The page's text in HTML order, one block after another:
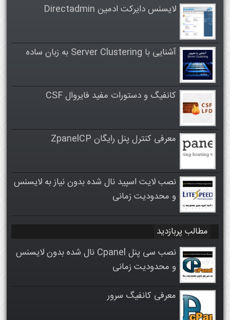
لایسنس دایرکت ادمین Directadmin
آشنایی با Server Clustering به زبان ساده
کانفیگ و دستورات مفید فایروال CSF
معرفی کنترل پنل رایگان ZpanelCP
نصب لایت اسپید نال شده بدون نیاز به لایسنس
و محدودیت زمانی
مطالب پربازدید
نصب سی پنل Cpanel نال شده بدون لایسنس
و محدودیت زمانی
معرفی کانفیگ سرور